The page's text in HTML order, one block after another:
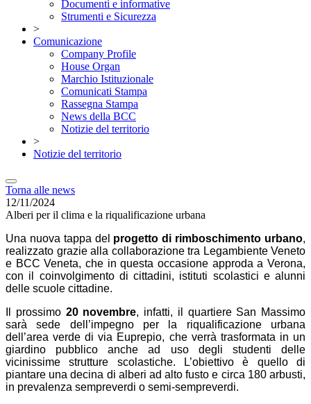
Documenti e informative
Strumenti e Sicurezza
>
Comunicazione
Company Profile
House Organ
Marchio Istituzionale
Comunicati Stampa
Rassegna Stampa
News della BCC
Notizie del territorio
>
Notizie del territorio
Torna alle news
12/11/2024
Alberi per il clima e la riqualificazione urbana
Una nuova tappa del progetto di rimboschimento urbano,
realizzato grazie alla collaborazione tra Legambiente Veneto
e BCC Veneta, che in questa occasione approda a Verona,
con il coinvolgimento di cittadini, istituti scolastici e alunni
delle scuole cittadine.
Il prossimo 20 novembre, infatti, il quartiere San Massimo
sarà sede dell’impegno per la riqualificazione urbana
dell’area verde di via Euprepio, che verrà trasformata in un
giardino pubblico anche ad uso degli studenti delle
vicinissime strutture scolastiche. L’obiettivo è quello di
piantare una decina di alberi ad alto fusto e circa 180 arbusti,
in prevalenza sempreverdi o semi-sempreverdi.